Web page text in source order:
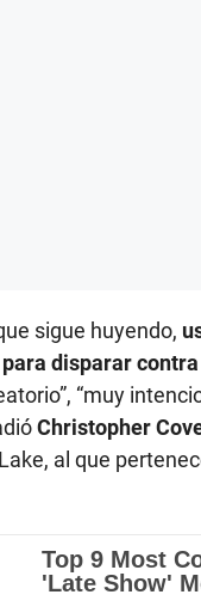
sigue huyendo,
disparar
“muy
Christopher
al que